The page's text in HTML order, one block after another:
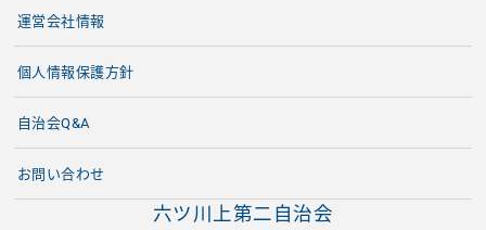
六ツ川上第二自治会
運営会社情報
個人情報保護方針
自治会Q&A
お問い合わせ